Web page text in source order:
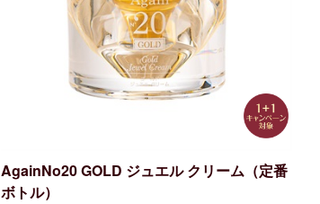
AgainNo20 GOLD ジュエル クリーム（定番
ボトル）